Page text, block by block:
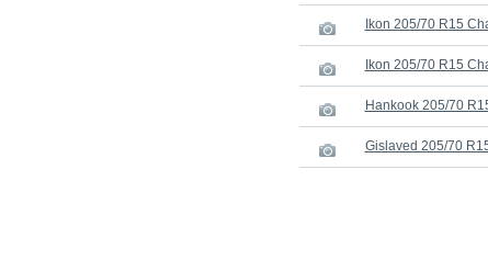
Ikon 205/70 R15
Ikon 205/70 R15
Hankook 205/70
Gislaved 205/70